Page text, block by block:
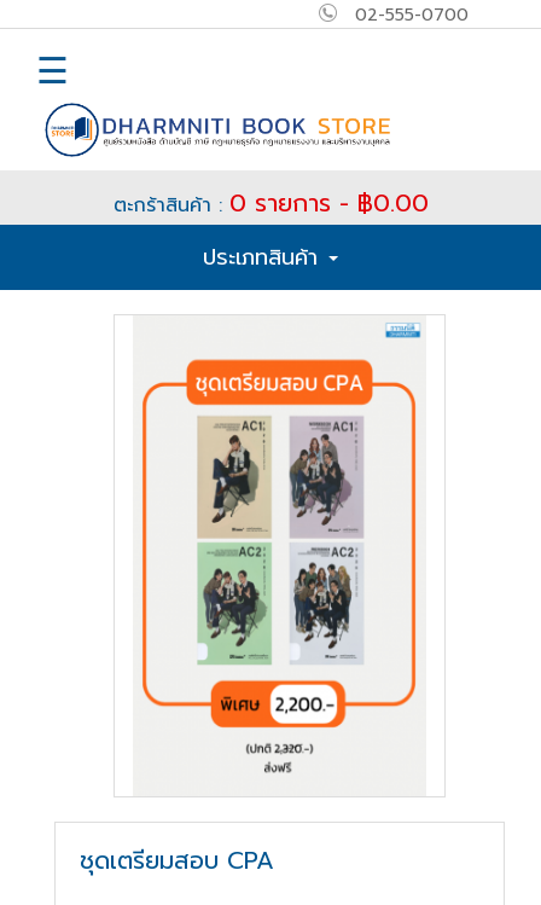
02-555-0700
MAIN
MENU
E-
บางซื่อ เขตบางซื่อ
กรุงเทพมหานคร
☰
ตะกร้าสินค้า : 0 รายการ - ฿0.00
ประเภทสินค้า
ชุดเตรียมสอบ CPA
×